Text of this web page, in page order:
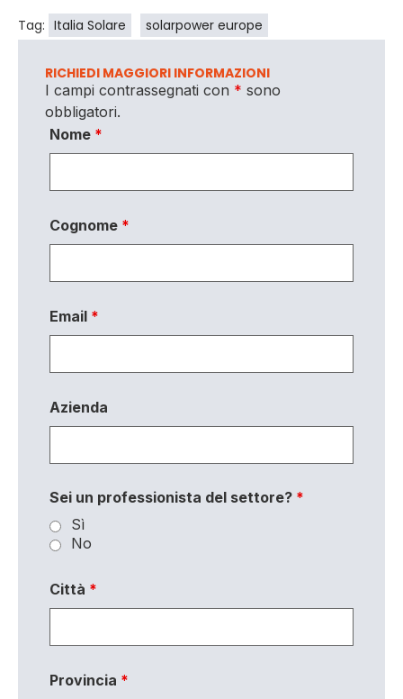
Tag: Italia Solare solarpower europe
RICHIEDI MAGGIORI INFORMAZIONI
I campi contrassegnati con * sono
obbligatori.
Nome *
Cognome *
Email *
Azienda
Sei un professionista del settore? *
Sì
No
Città *
Provincia *